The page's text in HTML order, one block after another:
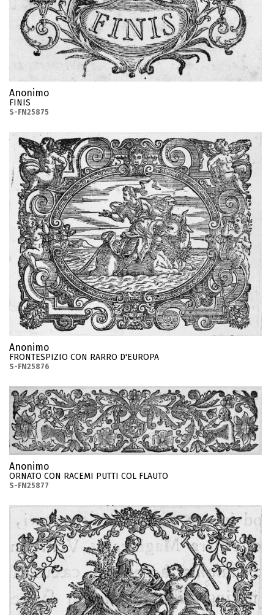
Anonimo
FINIS
S-FN25875
Anonimo
FRONTESPIZIO CON RARRO D'EUROPA
S-FN25876
Anonimo
ORNATO CON RACEMI PUTTI COL FLAUTO
S-FN25877